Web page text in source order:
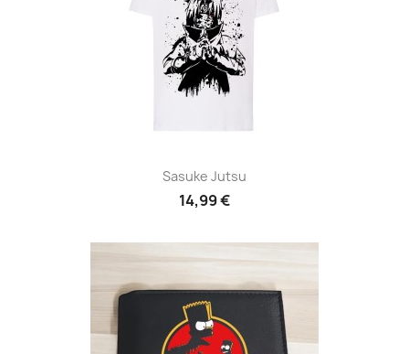
Sasuke Jutsu
14,99 €